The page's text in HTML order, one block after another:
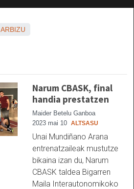
ARBIZU
Narum CBASK, final
handia prestatzen
Maider Betelu Ganboa
2023 mai 10 ALTSASU
Unai Mundiñano Arana
entrenatzaileak mustutze
bikaina izan du, Narum
CBASK taldea Bigarren
Maila Interautonomikoko